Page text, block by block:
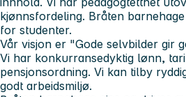
kjønnsfordeling. Bråten
for studenter.
Vår visjon er "Gode selvbilder gir
Vi har konkurransedyktig lønn,
pensjonsordning. Vi kan tilby
godt arbeidsmiljø.